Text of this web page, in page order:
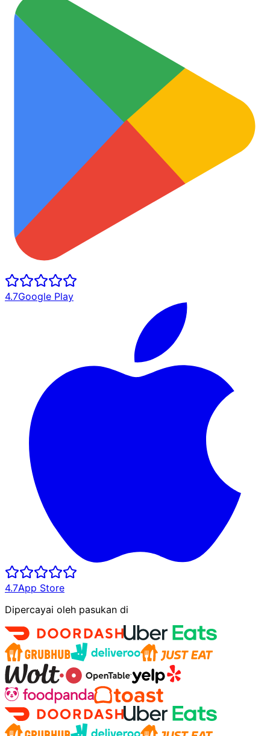
4.7Google Play
4.7App Store
Dipercayai oleh pasukan di